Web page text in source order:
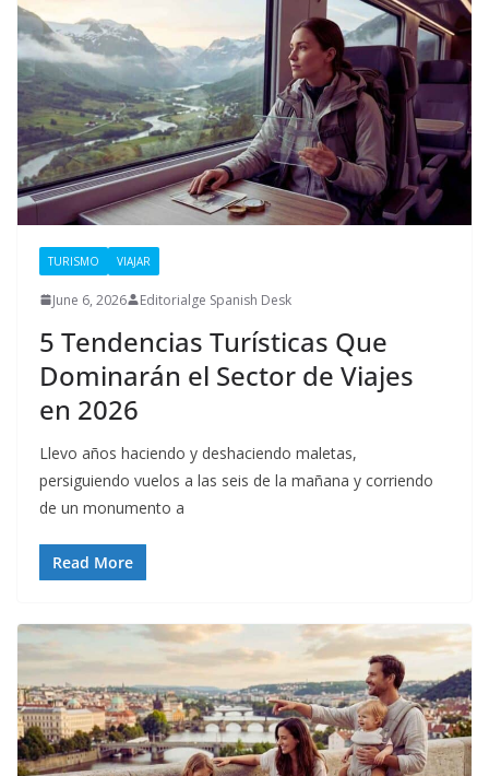
TURISMO VIAJAR
June 6, 2026 Editorialge Spanish Desk
5 Tendencias Turísticas Que
Dominarán el Sector de Viajes
en 2026
Llevo años haciendo y deshaciendo maletas,
persiguiendo vuelos a las seis de la mañana y corriendo
de un monumento a
Read More